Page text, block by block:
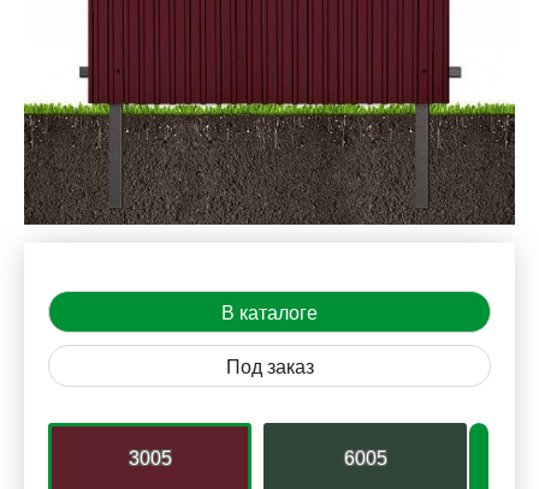
В каталоге
Под заказ
3005 6005